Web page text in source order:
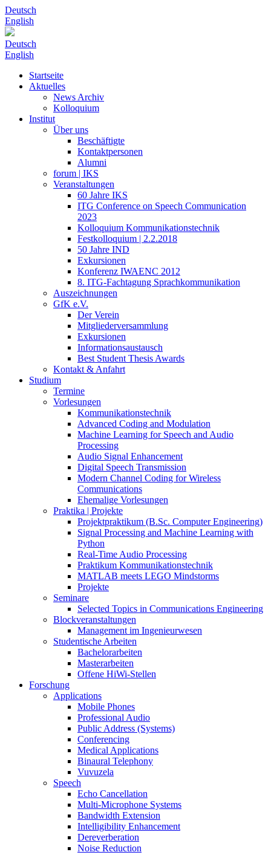
Deutsch
English
Deutsch
English
Startseite
Aktuelles
News Archiv
Kolloquium
Institut
Über uns
Beschäftigte
Kontaktpersonen
Alumni
forum | IKS
Veranstaltungen
60 Jahre IKS
ITG Conference on Speech Communication
2023
Kolloquium Kommunikationstechnik
Festkolloquium | 2.2.2018
50 Jahre IND
Exkursionen
Konferenz IWAENC 2012
8. ITG-Fachtagung Sprachkommunikation
Auszeichnungen
GfK e.V.
Der Verein
Mitgliederversammlung
Exkursionen
Informationsaustausch
Best Student Thesis Awards
Kontakt & Anfahrt
Studium
Termine
Vorlesungen
Kommunikationstechnik
Advanced Coding and Modulation
Machine Learning for Speech and Audio
Processing
Audio Signal Enhancement
Digital Speech Transmission
Modern Channel Coding for Wireless
Communications
Ehemalige Vorlesungen
Praktika | Projekte
Projektpraktikum (B.Sc. Computer Engineering)
Signal Processing and Machine Learning with
Python
Real-Time Audio Processing
Praktikum Kommunikationstechnik
MATLAB meets LEGO Mindstorms
Projekte
Seminare
Selected Topics in Communications Engineering
Blockveranstaltungen
Management im Ingenieurwesen
Studentische Arbeiten
Bachelorarbeiten
Masterarbeiten
Offene HiWi-Stellen
Forschung
Applications
Mobile Phones
Professional Audio
Public Address (Systems)
Conferencing
Medical Applications
Binaural Telephony
Vuvuzela
Speech
Echo Cancellation
Multi-Microphone Systems
Bandwidth Extension
Intelligibility Enhancement
Dereverberation
Noise Reduction